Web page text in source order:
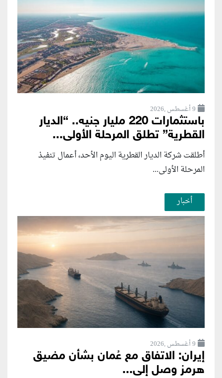
9 أغسطس ,2026
باستثمارات 220 مليار جنيه.. “الديار
القطرية” تطلق المرحلة الأولى...
أطلقت شركة الديار القطرية اليوم الأحد، أعمال تنفيذ
المرحلة الأولى...
أخبار
9 أغسطس ,2026
إيران: الاتفاق مع عُمان بشأن مضيق
هرمز وصل إلى...